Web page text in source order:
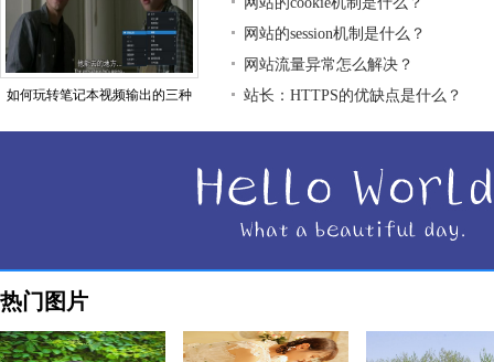
如何玩转笔记本视频输出的三种
网站的session机制是什么？
网站流量异常怎么解决？
站长：HTTPS的优缺点是什么？
热门图片